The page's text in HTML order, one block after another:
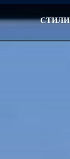
СТИЛИ